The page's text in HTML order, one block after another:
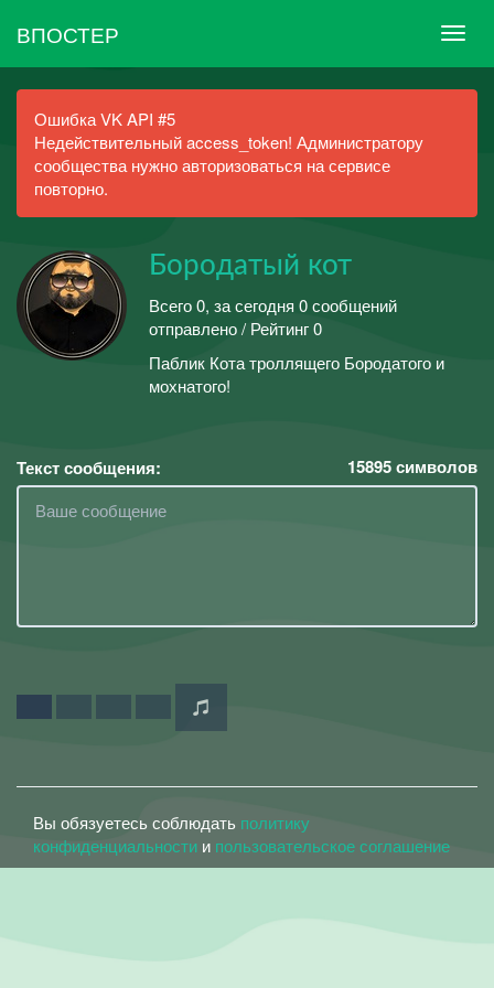
ВПОСТЕР
Ошибка VK API #5
Недействительный access_token! Администратору
сообщества нужно авторизоваться на сервисе
повторно.
Бородатый кот
Всего 0, за сегодня 0 сообщений
отправлено / Рейтинг 0
Паблик Кота троллящего Бородатого и
мохнатого!
Текст сообщения: 15895символов
Вы обязуетесь соблюдать политику
конфиденциальности и пользовательское соглашение